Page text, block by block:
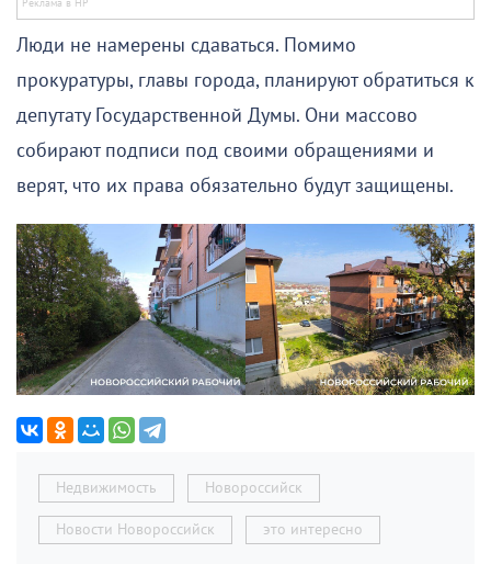
Люди не намерены сдаваться. Помимо
прокуратуры, главы города, планируют обратиться к
депутату Государственной Думы. Они массово
собирают подписи под своими обращениями и
верят, что их права обязательно будут защищены.
Недвижимость Новороссийск
Новости Новороссийск это интересно